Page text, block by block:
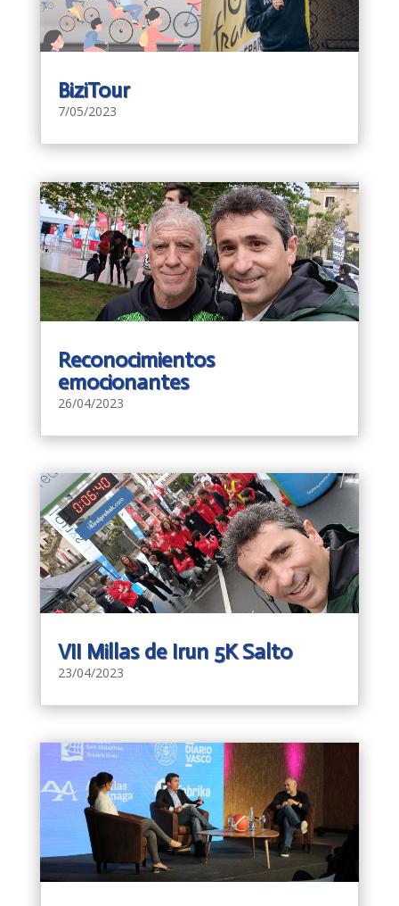
BiziTour
7/05/2023
Reconocimientos
emocionantes
26/04/2023
VII Millas de Irun 5K Salto
23/04/2023